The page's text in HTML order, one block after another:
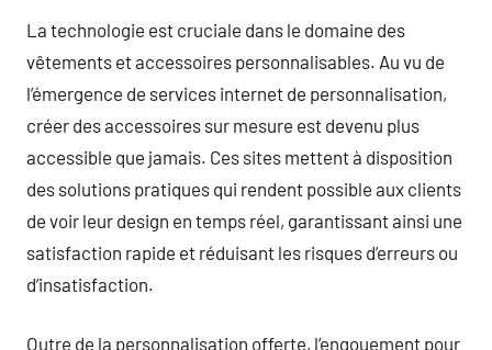
La technologie est cruciale dans le domaine des
vêtements et accessoires personnalisables. Au vu de
l’émergence de services internet de personnalisation,
créer des accessoires sur mesure est devenu plus
accessible que jamais. Ces sites mettent à disposition
des solutions pratiques qui rendent possible aux clients
de voir leur design en temps réel, garantissant ainsi une
satisfaction rapide et réduisant les risques d’erreurs ou
d’insatisfaction.
Outre de la personnalisation offerte, l’engouement pour